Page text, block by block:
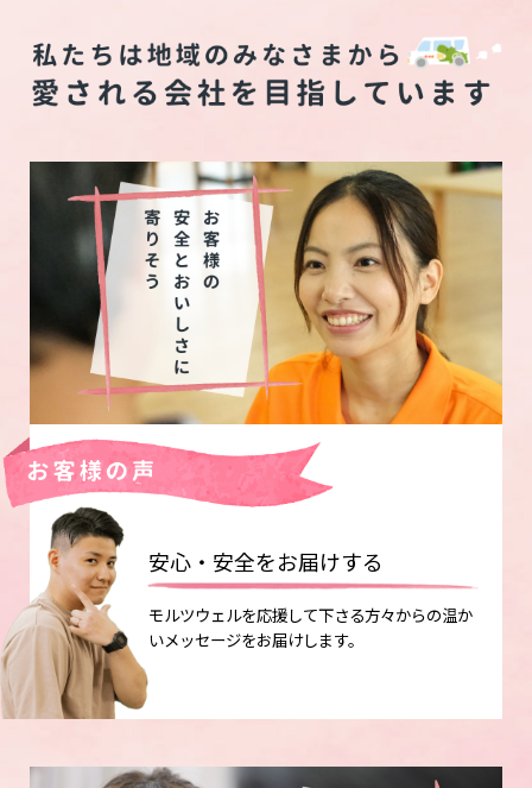
安心・安全をお届けする
モルツウェルを応援して下さる方々からの温か
いメッセージをお届けします。